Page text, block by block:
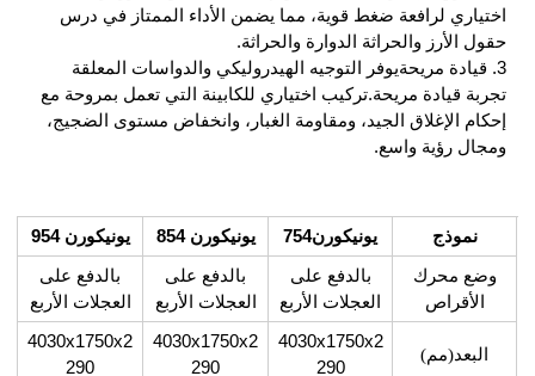
اختياري لرافعة ضغط قوية، مما يضمن الأداء الممتاز في درس
حقول الأرز والحراثة الدوارة والحراثة.
3. قيادة مريحة
يوفر التوجيه الهيدروليكي والدواسات المعلقة
تجربة قيادة مريحة.تركيب اختياري للكابينة التي تعمل بمروحة مع
إحكام الإغلاق الجيد، ومقاومة الغبار، وانخفاض مستوى الضجيج،
ومجال رؤية واسع.
نموذج يونيكورن754 يونيكورن 854 يونيكورن 954
وضع محرك
الأقراص
بالدفع على
العجلات الأربع
بالدفع على
العجلات الأربع
بالدفع على
العجلات الأربع
البعد(مم)
4030x1750x2
290
4030x1750x2
290
4030x1750x2
290